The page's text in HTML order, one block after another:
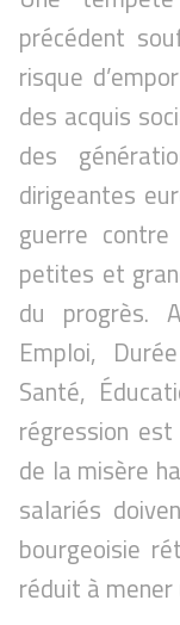
précédent
risque
des acquis
des
dirigeantes
guerre
petites et
du progrès.
Emploi,
Santé,
régression
de la misère
salariés
bourgeoisie
réduit à mener